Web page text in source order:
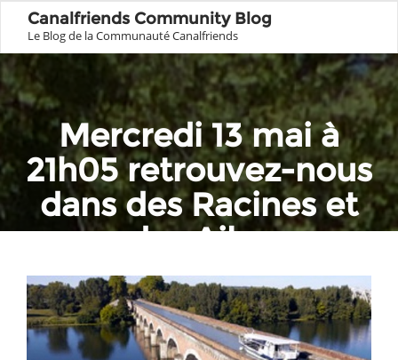
Canalfriends Community Blog
Le Blog de la Communauté Canalfriends
Mercredi 13 mai à
21h05 retrouvez-nous
dans des Racines et
des Ailes
Home
Garonne
Mercredi 13 mai à 21h05 retrouvez-nous dans des Racines et
des Ailes